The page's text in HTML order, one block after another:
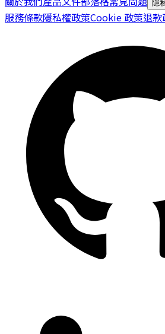
隱
服務條款隱私權政策Cookie 政策退款